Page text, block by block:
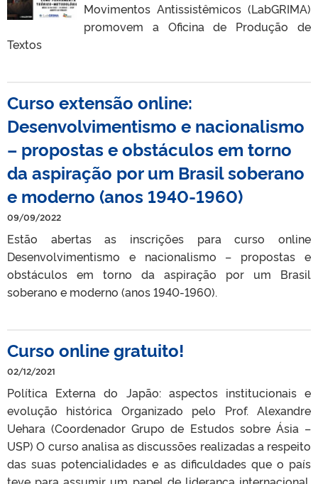
Movimentos Antissistêmicos (LabGRIMA)
promovem a Oficina de Produção de
Textos
Curso extensão online:
Desenvolvimentismo e nacionalismo
– propostas e obstáculos em torno
da aspiração por um Brasil soberano
e moderno (anos 1940-1960)
09/09/2022
Estão abertas as inscrições para curso online
Desenvolvimentismo e nacionalismo – propostas e
obstáculos em torno da aspiração por um Brasil
soberano e moderno (anos 1940-1960).
Curso online gratuito!
02/12/2021
Política Externa do Japão: aspectos institucionais e
evolução histórica Organizado pelo Prof. Alexandre
Uehara (Coordenador Grupo de Estudos sobre Ásia –
USP) O curso analisa as discussões realizadas a respeito
das suas potencialidades e as dificuldades que o país